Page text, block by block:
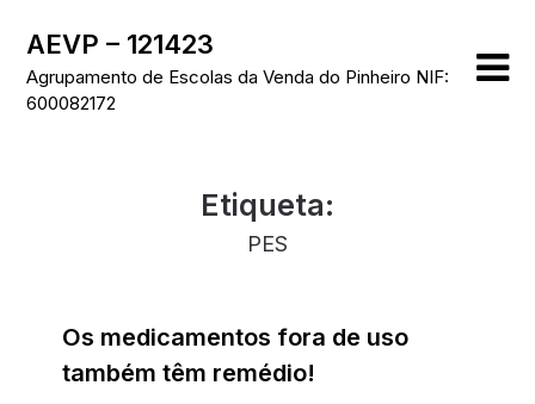
content
AEVP – 121423
Agrupamento de Escolas da Venda do Pinheiro NIF:
600082172
Etiqueta:
PES
Os medicamentos fora de uso
também têm remédio!